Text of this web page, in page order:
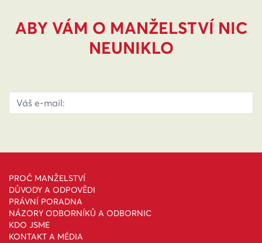
ABY VÁM O MANŽELSTVÍ NIC
NEUNIKLO
PROČ MANŽELSTVÍ
DŮVODY A ODPOVĚDI
PRÁVNÍ PORADNA
NÁZORY ODBORNÍKŮ A ODBORNIC
KDO JSME
KONTAKT A MÉDIA